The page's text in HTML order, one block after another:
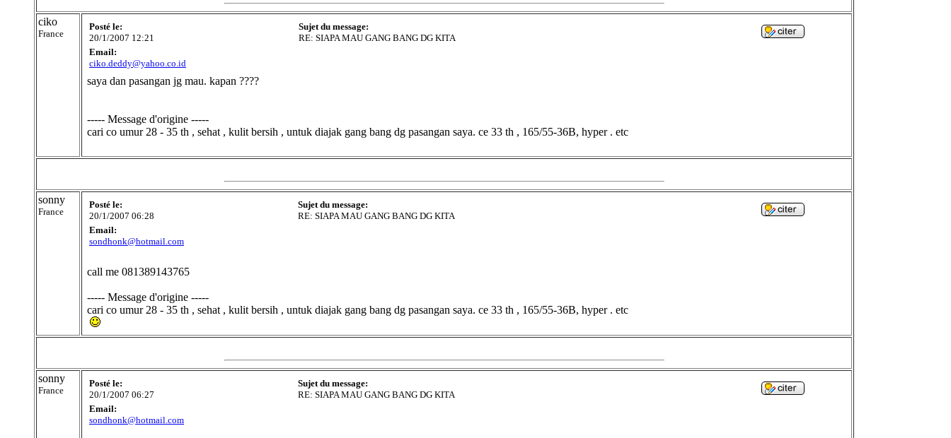
ciko
France
Posté le:
20/1/2007 12:21
Sujet du message:
RE: SIAPA MAU GANG BANG DG KITA
Email:
ciko.deddy@yahoo.co.id
saya dan pasangan jg mau. kapan ????
----- Message d'origine -----
cari co umur 28 - 35 th , sehat , kulit bersih , untuk diajak gang bang dg pasangan saya. ce 33 th , 165/55-36B, hyper . etc
sonny
France
Posté le:
20/1/2007 06:28
Sujet du message:
RE: SIAPA MAU GANG BANG DG KITA
Email:
sondhonk@hotmail.com
call me 081389143765
----- Message d'origine -----
cari co umur 28 - 35 th , sehat , kulit bersih , untuk diajak gang bang dg pasangan saya. ce 33 th , 165/55-36B, hyper . etc
sonny
France
Posté le:
20/1/2007 06:27
Sujet du message:
RE: SIAPA MAU GANG BANG DG KITA
Email:
sondhonk@hotmail.com